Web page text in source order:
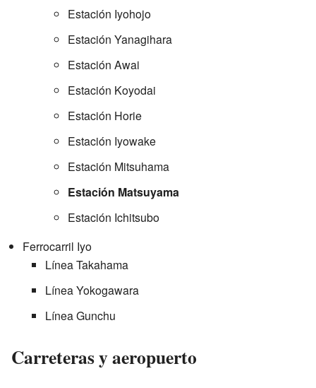
Estación Iyohojo
Estación Yanagihara
Estación Awai
Estación Koyodai
Estación Horie
Estación Iyowake
Estación Mitsuhama
Estación Matsuyama
Estación Ichitsubo
Ferrocarril Iyo
Línea Takahama
Línea Yokogawara
Línea Gunchu
Carreteras y aeropuerto